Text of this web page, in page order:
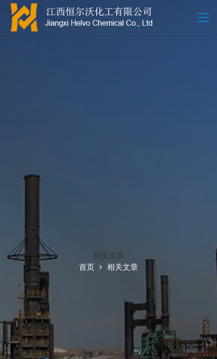
相关文章
首页
相关文章